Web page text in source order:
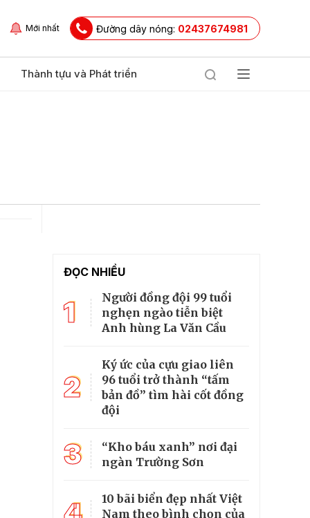
Mới nhất Đường dây nóng: 02437674981
Thành tựu và Phát triển
ĐỌC NHIỀU
1
Người đồng đội 99 tuổi
nghẹn ngào tiễn biệt
Anh hùng La Văn Cầu
2
Ký ức của cựu giao liên
96 tuổi trở thành “tấm
bản đồ” tìm hài cốt đồng
đội
3
“Kho báu xanh” nơi đại
ngàn Trường Sơn
10 bãi biển đẹp nhất Việt
Nam theo bình chọn của